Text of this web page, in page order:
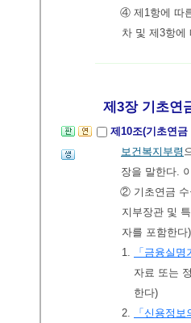
④ 제1항에 따
차 및 제3항에
제3장 기초연금
제10조(기초연
보건복지부령
장을 말한다.
② 기초연금 수
지부장관 및
자를 포함한
1.
「금융실
자료 또는
한다)
2.
「신용정